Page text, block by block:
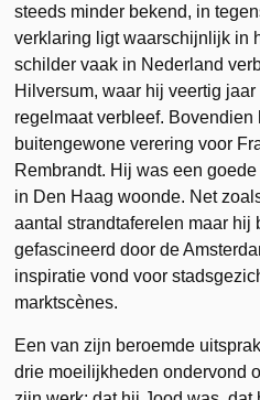
steeds minder bekend, in
verklaring ligt waarschijnlijk in
schilder vaak in Nederland
Hilversum, waar hij veertig
regelmaat verbleef. Bovendien
buitengewone verering voor
Rembrandt. Hij was een
in Den Haag woonde. Net
aantal strandtaferelen maar hij
gefascineerd door de
inspiratie vond voor
marktscènes.
Een van zijn beroemde
drie moeilijkheden ondervond